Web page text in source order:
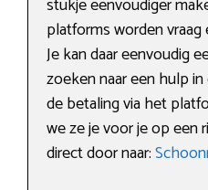
platforms worden
Je kan daar eenvoudig
zoeken naar een hulp
de betaling via het
we ze je voor je op een
direct door naar: